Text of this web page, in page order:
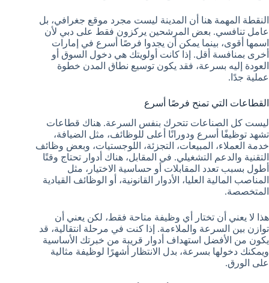
النقطة المهمة هنا أن المدينة ليست مجرد موقع جغرافي، بل
عامل تنافسي. بعض المرشحين يركزون فقط على دبي لأن
اسمها أقوى، بينما يمكن أن يجدوا فرصًا أسرع في إمارات
أخرى بمنافسة أقل. إذا كانت أولويتك هي دخول السوق أو
العودة إليه بسرعة، فقد يكون توسيع نطاق المدن خطوة
عملية جدًا.
القطاعات التي تمنح فرصًا أسرع
ليست كل الصناعات تتحرك بنفس السرعة. هناك قطاعات
تشهد توظيفًا أسرع ودورانًا أعلى للوظائف، مثل الضيافة،
خدمة العملاء، المبيعات، التجزئة، اللوجستيات، وبعض وظائف
التقنية والدعم التشغيلي. في المقابل، هناك أدوار تحتاج وقتًا
أطول بسبب تعدد المقابلات أو حساسية الاختيار، مثل
المناصب المالية العليا، الأدوار القانونية، أو الوظائف القيادية
المتخصصة.
هذا لا يعني أن تختار أي وظيفة متاحة فقط، لكن يعني أن
توازن بين السرعة والملاءمة. إذا كنت في مرحلة انتقالية، قد
يكون من الأفضل استهداف أدوار قريبة من خبرتك الأساسية
ويمكنك دخولها بسرعة، بدل الانتظار أشهرًا لوظيفة مثالية
على الورق.